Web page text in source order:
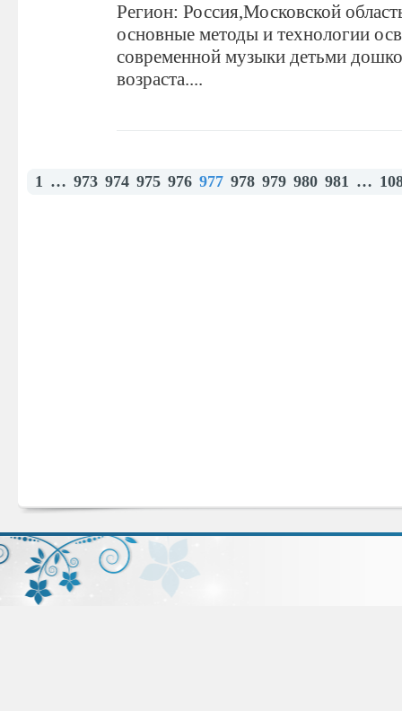
Регион: Россия,Московской
основные методы и технологии
современной музыки детьми
возраста....
1 … 973 974 975 976 977 978 979 980 981 …